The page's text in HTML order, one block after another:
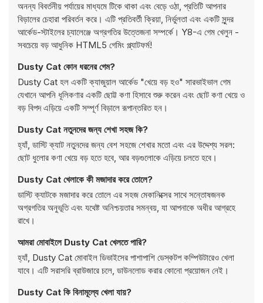
অনন্য বিবর্তনীয় পর্যায়ের মাধ্যমে টিকে থাকা এবং বেড়ে ওঠা, প্রতিটি আপনার
বিড়ালের চেহারা পরিবর্তন করে। এটি প্রতিবর্তী ক্রিয়া, নির্ভুলতা এবং একটি সুন্দর
আর্কেড-স্টাইলের চ্যালেঞ্জে অগ্রগতির উত্তেজনা সম্পর্কে। Y8-এ গেম খেলুন -
সবচেয়ে বড় আধুনিক HTML5 গেমিং প্ল্যাটফর্ম!
Dusty Cat কোন ধরনের গেম?
Dusty Cat হল একটি ক্যাজুয়াল আর্কেড "খেয়ে বড় হও" সারভাইভাল গেম
যেখানে আপনি ধূলিকণার একটি ছোট্ট কণা হিসাবে শুরু করেন এবং ছোট কণা খেয়ে ও
বড় বিপদ এড়িয়ে একটি সম্পূর্ণ বিড়ালে রূপান্তরিত হন।
Dusty Cat নতুনদের জন্য শেখা সহজ কি?
হ্যাঁ, ডাস্টি ক্যাট নতুনদের জন্য বেশ সহজে শেখার মতো এবং এর উদ্দেশ্য সরল:
ছোট ধুলোর কণা খেয়ে বড় হতে হবে, আর বড়গুলোকে এড়িয়ে চলতে হবে।
Dusty Cat খেলাকে কী মজাদার করে তোলে?
ডাস্টি ক্যাটকে মজাদার করে তোলে এর সহজ মেকানিক্সের সাথে সন্তোষজনক
অগ্রগতির অনুভূতি এবং যথেষ্ট অনিশ্চয়তার সমন্বয়, যা আপনাকে অধীর আগ্রহে
রাখে।
আমরা মোবাইলে Dusty Cat খেলতে পারি?
হ্যাঁ, Dusty Cat মোবাইল ডিভাইসের পাশাপাশি ডেস্কটপ কম্পিউটারেও খেলা
যাবে। এটি সরাসরি ব্রাউজারে চলে, ডাউনলোড করার কোনো প্রয়োজন নেই।
Dusty Cat কি বিনামূল্যে খেলা যায়?